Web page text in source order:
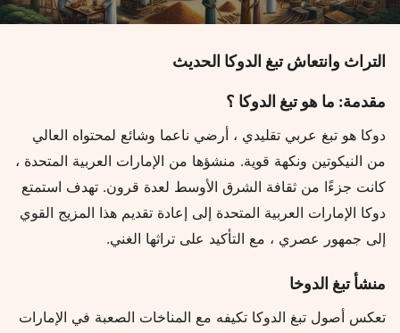
التراث وانتعاش تبغ الدوكا الحديث
مقدمة: ما هو تبغ الدوكا ؟
دوكا هو تبغ عربي تقليدي ، أرضي ناعما وشائع لمحتواه العالي
من النيكوتين ونكهة قوية. منشؤها من الإمارات العربية المتحدة ،
كانت جزءًا من ثقافة الشرق الأوسط لعدة قرون. تهدف استمتع
دوكا الإمارات العربية المتحدة إلى إعادة تقديم هذا المزيج القوي
إلى جمهور عصري ، مع التأكيد على تراثها الغني.
منشأ تبغ الدوخا
تعكس أصول تبغ الدوكا تكيفه مع المناخات الصعبة في الإمارات